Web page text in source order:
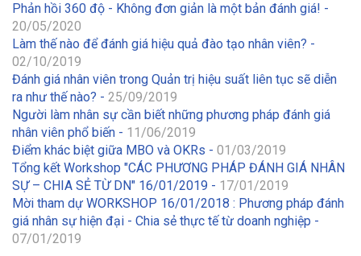
Phản hồi 360 độ - Không đơn giản là một bản đánh giá! -
20/05/2020
Làm thế nào để đánh giá hiệu quả đào tạo nhân viên? -
02/10/2019
Đánh giá nhân viên trong Quản trị hiệu suất liên tục sẽ diễn
ra như thế nào? - 25/09/2019
Người làm nhân sự cần biết những phương pháp đánh giá
nhân viên phổ biến - 11/06/2019
Điểm khác biệt giữa MBO và OKRs - 01/03/2019
Tổng kết Workshop "CÁC PHƯƠNG PHÁP ĐÁNH GIÁ NHÂN
SỰ – CHIA SẺ TỪ DN" 16/01/2019 - 17/01/2019
Mời tham dự WORKSHOP 16/01/2018 : Phương pháp đánh
giá nhân sự hiện đại - Chia sẻ thực tế từ doanh nghiệp -
07/01/2019